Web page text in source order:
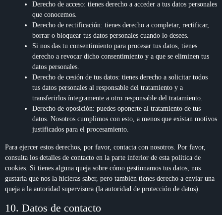
Derecho de acceso: tienes derecho a acceder a tus datos personales
que conocemos.
Derecho de rectificación: tienes derecho a completar, rectificar,
borrar o bloquear tus datos personales cuando lo desees.
Si nos das tu consentimiento para procesar tus datos, tienes
derecho a revocar dicho consentimiento y a que se eliminen tus
datos personales.
Derecho de cesión de tus datos: tienes derecho a solicitar todos
tus datos personales al responsable del tratamiento y a
transferirlos íntegramente a otro responsable del tratamiento.
Derecho de oposición: puedes oponerte al tratamiento de tus
datos. Nosotros cumplimos con esto, a menos que existan motivos
justificados para el procesamiento.
Para ejercer estos derechos, por favor, contacta con nosotros. Por favor,
consulta los detalles de contacto en la parte inferior de esta política de
cookies. Si tienes alguna queja sobre cómo gestionamos tus datos, nos
gustaría que nos la hicieras saber, pero también tienes derecho a enviar una
queja a la autoridad supervisora (la autoridad de protección de datos).
10. Datos de contacto